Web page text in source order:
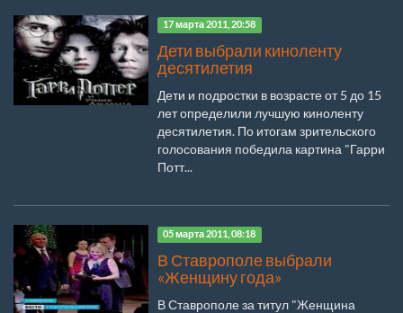
17 марта 2011, 20:58
Дети выбрали киноленту
десятилетия
Дети и подростки в возрасте от 5 до 15
лет определили лучшую киноленту
десятилетия. По итогам зрительского
голосования победила картина "Гарри
Потт...
05 марта 2011, 08:18
В Ставрополе выбрали
«Женщину года»
В Ставрополе за титул "Женщина